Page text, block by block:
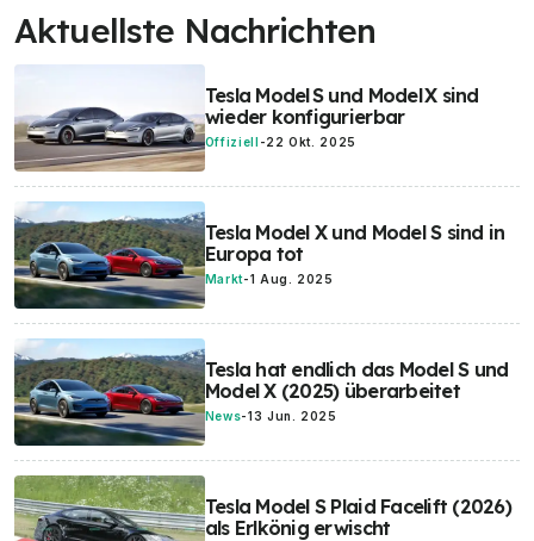
Aktuellste Nachrichten
Tesla Model S und Model X sind
wieder konfigurierbar
Offiziell -22 Okt. 2025
Tesla Model X und Model S sind in
Europa tot
Markt-1 Aug. 2025
Tesla hat endlich das Model S und
Model X (2025) überarbeitet
News-13 Jun. 2025
Tesla Model S Plaid Facelift (2026)
als Erlkönig erwischt